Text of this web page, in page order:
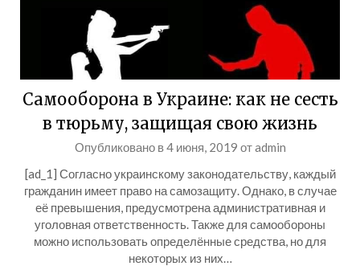
Самооборона в Украине: как не сесть
в тюрьму, защищая свою жизнь
Опубликовано в4 июня, 2019 отadmin
[ad_1] Согласно украинскому законодательству, каждый
гражданин имеет право на самозащиту. Однако, в случае
её превышения, предусмотрена административная и
уголовная ответственность. Также для самообороны
можно использовать определённые средства, но для
некоторых из них…